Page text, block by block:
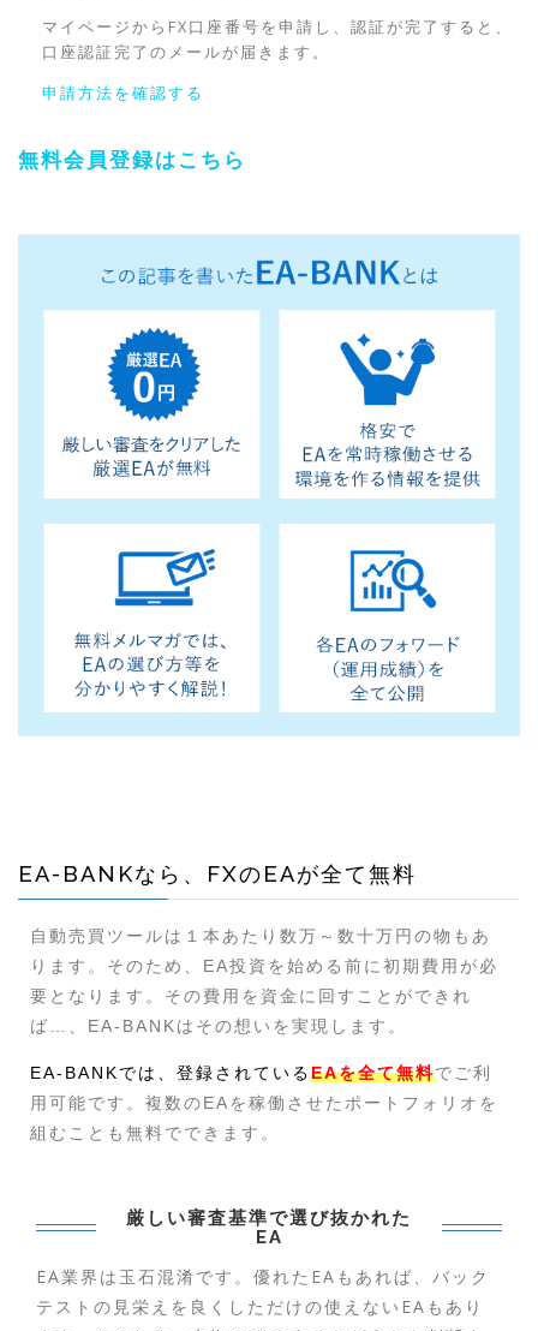
マイページからFX口座番号を申請し、認証が完了すると、
口座認証完了のメールが届きます。
申請方法を確認する
無料会員登録はこちら
EA-BANKなら、FXのEAが全て無料
自動売買ツールは１本あたり数万～数十万円の物もあ
ります。そのため、EA投資を始める前に初期費用が必
要となります。その費用を資金に回すことができれ
ば…、EA-BANKはその想いを実現します。
EA-BANKでは、登録されているEAを全て無料でご利
用可能です。複数のEAを稼働させたポートフォリオを
組むことも無料でできます。
厳しい審査基準で選び抜かれた
EA
EA業界は玉石混淆です。優れたEAもあれば、バック
テストの見栄えを良くしただけの使えないEAもあり